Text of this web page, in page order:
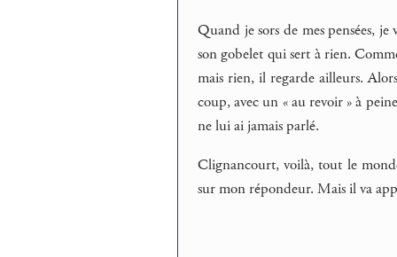
Quand je sors de mes pensées,
son gobelet qui sert à rien.
mais rien, il regarde ailleurs.
coup, avec un « au revoir » à
ne lui ai jamais parlé.
Clignancourt, voilà, tout le
sur mon répondeur. Mais il va